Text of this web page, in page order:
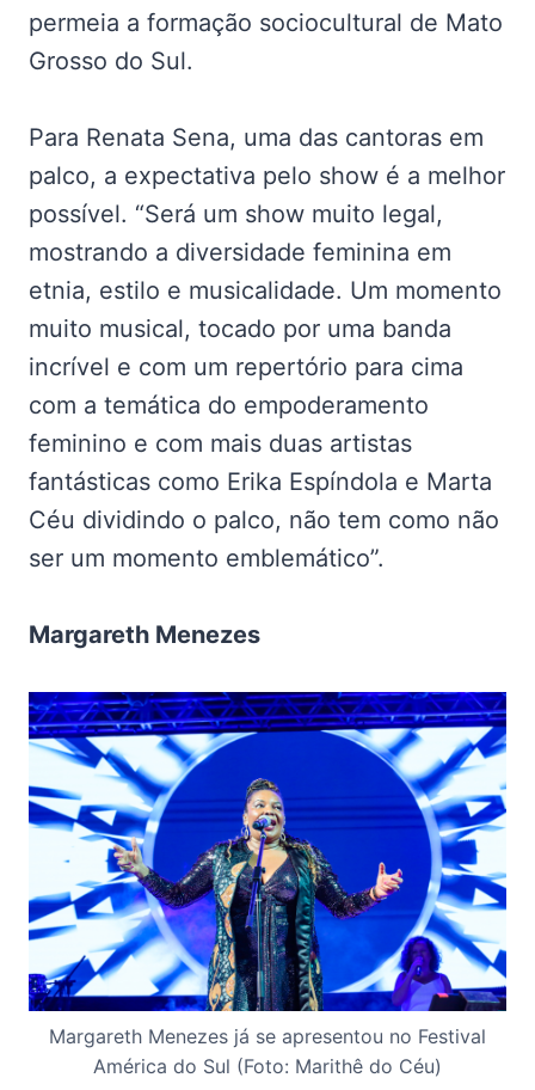
permeia a formação sociocultural de Mato
Grosso do Sul.
Para Renata Sena, uma das cantoras em
palco, a expectativa pelo show é a melhor
possível. “Será um show muito legal,
mostrando a diversidade feminina em
etnia, estilo e musicalidade. Um momento
muito musical, tocado por uma banda
incrível e com um repertório para cima
com a temática do empoderamento
feminino e com mais duas artistas
fantásticas como Erika Espíndola e Marta
Céu dividindo o palco, não tem como não
ser um momento emblemático”.
Margareth Menezes
Margareth Menezes já se apresentou no Festival
América do Sul (Foto: Marithê do Céu)